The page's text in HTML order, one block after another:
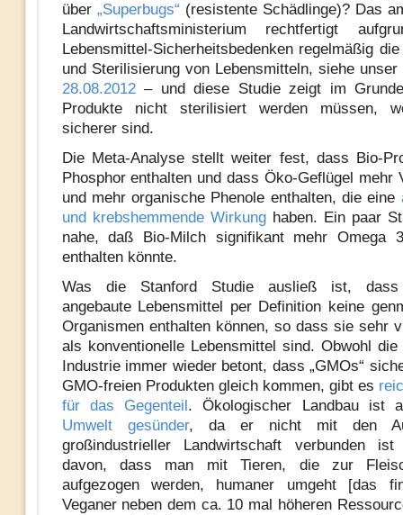
über „Superbugs“ (resistente Schädlinge)? Das
Landwirtschaftsministerium rechtfertigt
Lebensmittel-Sicherheitsbedenken regelmäßig
und Sterilisierung von Lebensmitteln, siehe
28.08.2012– und diese Studie zeigt im
Produkte nicht sterilisiert werden müssen,
sicherer sind.
Die Meta-Analyse stellt weiter fest, dass Bio-
Phosphor enthalten und dass Öko-Geflügel mehr
und mehr organische Phenole enthalten, die eine
und krebshemmende Wirkunghaben. Ein paar
nahe, daß Bio-Milch signifikant mehr Omega
enthalten könnte.
Was die Stanford Studie ausließ ist, dass
angebaute Lebensmittel per Definition keine
Organismen enthalten können, so dass sie sehr
als konventionelle Lebensmittel sind. Obwohl die
Industrie immer wieder betont, dass „GMOs“
GMO-freien Produkten gleich kommen, gibt es
für das Gegenteil. Ökologischer Landbau ist
Umwelt gesünder, da er nicht mit den
großindustrieller Landwirtschaft verbunden ist
davon, dass man mit Tieren, die zur
aufgezogen werden, humaner umgeht [das
Veganer neben dem ca. 10 mal höheren